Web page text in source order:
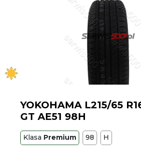
YOKOHAMA L215/65
GT AE51 98H
Klasa Premium 98 H